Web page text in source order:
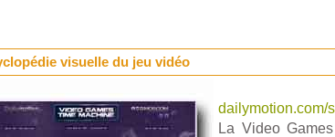
visuelle du jeu vidéo
dailymotion.com/
La Video